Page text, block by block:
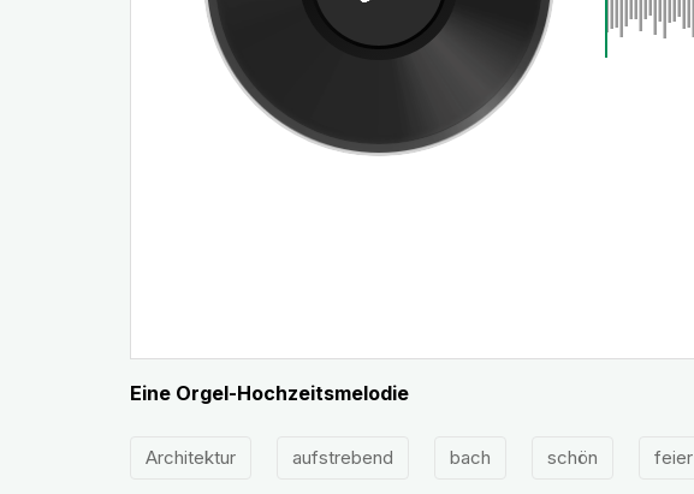
Eine Orgel-Hochzeitsmelodie
Architektur aufstrebend bach schön feier